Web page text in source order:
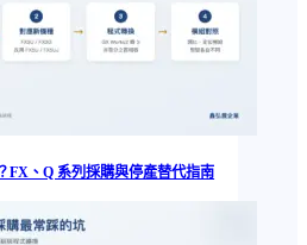
FX、Q 系列採購與停產替代指南